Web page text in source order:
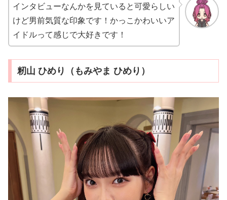
インタビューなんかを見ていると可愛らしい
けど男前気質な印象です！かっこかわいいア
イドルって感じで大好きです！
籾山 ひめり（もみやま ひめり）